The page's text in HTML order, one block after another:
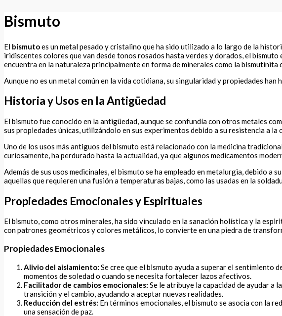
Bismuto
El bismutoes un metal pesado y cristalino que ha sido utilizado a lo largo de la
iridiscentes colores que van desde tonos rosados hasta verdes y dorados, el
encuentra en la naturaleza principalmente en forma de minerales como la bismutinita
Aunque no es un metal común en la vida cotidiana, su singularidad y propiedades
Historia y Usos en la Antigüedad
El bismuto fue conocido en la antigüedad, aunque se confundía con otros metales
sus propiedades únicas, utilizándolo en sus experimentos debido a su resistencia a
Uno de los usos más antiguos del bismuto está relacionado con la medicina
curiosamente, ha perdurado hasta la actualidad, ya que algunos medicamentos
Además de sus usos medicinales, el bismuto se ha empleado en metalurgia, debido
aquellas que requieren una fusión a temperaturas bajas, como las usadas en la
Propiedades Emocionales y Espirituales
El bismuto, como otros minerales, ha sido vinculado en la sanación holística y la
con patrones geométricos y colores metálicos, lo convierte en una piedra de
Propiedades Emocionales
Alivio del aislamiento: Se cree que el bismuto ayuda a superar el sentimiento
momentos de soledad o cuando se necesita fortalecer lazos afectivos.
Facilitador de cambios emocionales: Se le atribuye la capacidad de ayudar a
transición y el cambio, ayudando a aceptar nuevas realidades.
Reducción del estrés: En términos emocionales, el bismuto se asocia con la
una sensación de paz.